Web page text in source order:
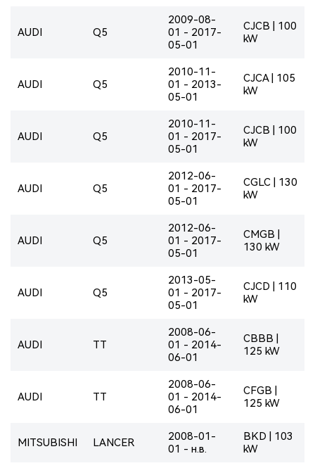
AUDI Q5
2009-08-
01 - 2017-
05-01
CJCB | 100
kW
AUDI Q5
2010-11-
01 - 2013-
05-01
CJCA | 105
kW
AUDI Q5
2010-11-
01 - 2017-
05-01
CJCB | 100
kW
AUDI Q5
2012-06-
01 - 2017-
05-01
CGLC | 130
kW
AUDI Q5
2012-06-
01 - 2017-
05-01
CMGB |
130 kW
AUDI Q5
2013-05-
01 - 2017-
05-01
CJCD | 110
kW
AUDI TT
2008-06-
01 - 2014-
06-01
CBBB |
125 kW
AUDI TT
2008-06-
01 - 2014-
06-01
CFGB |
125 kW
MITSUBISHI LANCER
2008-01-
01 - н.в.
BKD | 103
kW